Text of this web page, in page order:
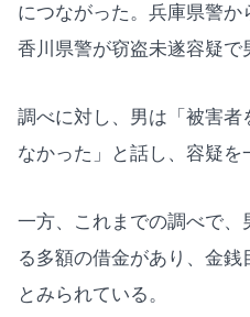
につながった。兵庫県警か
香川県警が窃盗未遂容疑で
調べに対し、男は「被害
なかった」と話し、容疑を
一方、これまでの調べで、
る多額の借金があり、金
とみられている。